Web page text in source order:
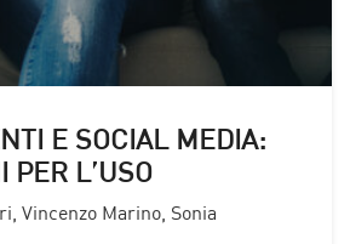
E SOCIAL MEDIA:
PER L’USO
Vincenzo Marino, Sonia